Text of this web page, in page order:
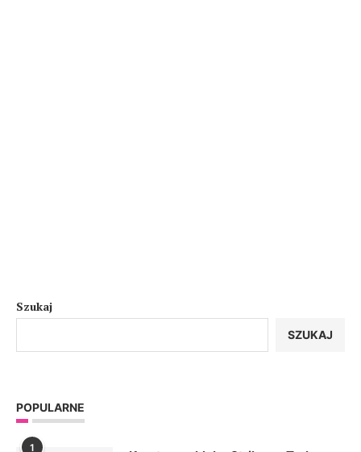
Szukaj
SZUKAJ
POPULARNE
1